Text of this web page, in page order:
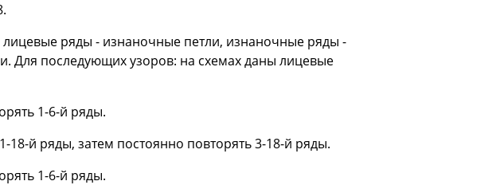
ряды - изнаночные петли, изнаночные ряды -
Для последующих узоров: на схемах даны лицевые
1-6-й ряды.
18-й ряды, затем постоянно повторять 3-18-й ряды.
1-6-й ряды.